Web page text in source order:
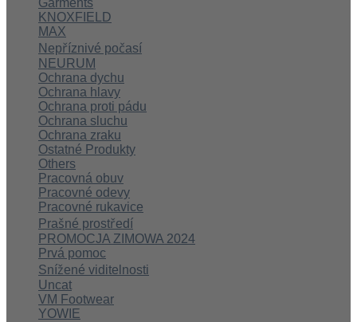
Garments
KNOXFIELD
MAX
Nepříznivé počasí
NEURUM
Ochrana dychu
Ochrana hlavy
Ochrana proti pádu
Ochrana sluchu
Ochrana zraku
Ostatné Produkty
Others
Pracovná obuv
Pracovné odevy
Pracovné rukavice
Prašné prostředí
PROMOCJA ZIMOWA 2024
Prvá pomoc
Snížené viditelnosti
Uncat
VM Footwear
YOWIE